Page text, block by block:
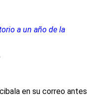
a un año de la
en su correo antes